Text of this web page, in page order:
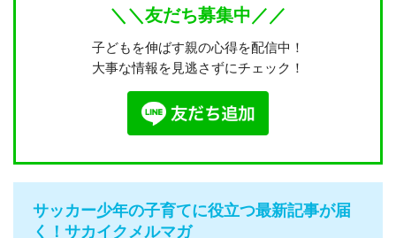
＼＼友だち募集中／／
子どもを伸ばす親の心得を配信中！
大事な情報を見逃さずにチェック！
サッカー少年の子育てに役立つ最新記事が届
く！サカイクメルマガ